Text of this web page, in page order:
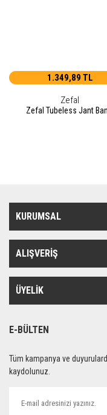
1.349,89 TL
Zefal
Zefal Tubeless Jant
KURUMSAL
ALIŞVERİŞ
ÜYELİK
E-BÜLTEN
Tüm kampanya ve
kaydolunuz.